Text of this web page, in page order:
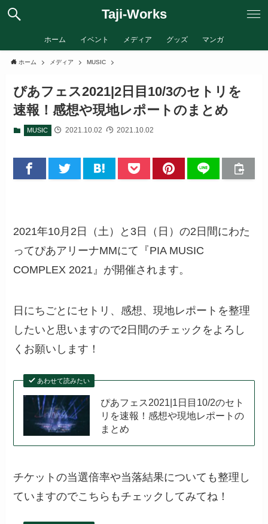
Taji-Works
ホーム イベント メディア グッズ マンガ
ホーム メディア MUSIC
ぴあフェス2021|2日目10/3のセトリを
速報！感想や現地レポートのまとめ
MUSIC 2021.10.02 2021.10.02
2021年10月2日（土）と3日（日）の2日間にわた
ってぴあアリーナMMにて『PIA MUSIC
COMPLEX 2021』が開催されます。
日にちごとにセトリ、感想、現地レポートを整理
したいと思いますので2日間のチェックをよろし
くお願いします！
あわせて読みたい
ぴあフェス2021|1日目10/2のセト
リを速報！感想や現地レポートの
まとめ
チケットの当選倍率や当落結果についても整理し
ていますのでこちらもチェックしてみてね！